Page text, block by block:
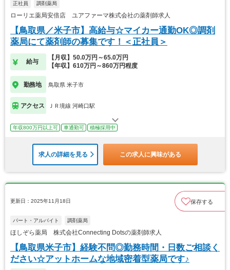
正社員 調剤薬局
ローリエ薬局安倍店 ユアファーマ株式会社の薬剤師求人
【鳥取県／米子市】高給与☆マイカー通勤OK◎調剤
薬局にて薬剤師の募集です！＜正社員＞
給与
【月収】50.0万円～65.0万円
【年収】610万円～860万円程度
勤務地 鳥取県 米子市
アクセス ＪＲ境線 河崎口駅
年収800万円以上可 車通勤可 積極採用中
求人の詳細を見る この求人に興味がある
更新日：2025年11月18日 保存する
パート・アルバイト 調剤薬局
ほしぞら薬局 株式会社Connecting Dotsの薬剤師求人
【鳥取県米子市】経験不問◎勤務時間・日数ご相談く
ださい☆アットホームな地域密着型薬局です♪